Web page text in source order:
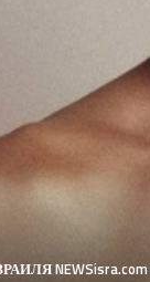
NEWSisra.com